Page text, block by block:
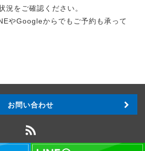
況をご確認ください。
やGoogleからでもご予約も承って
お問い合わせ